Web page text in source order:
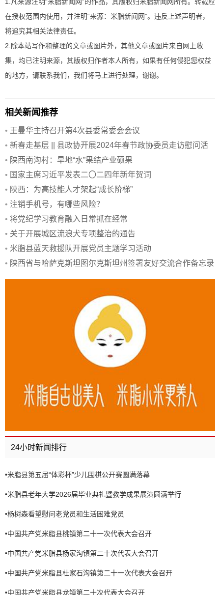
1.凡来源注明“米脂新闻网”的作品，其版权归米脂新闻网所有。转载应
在授权范围内使用，并注明“来源：米脂新闻网”。违反上述声明者，
将追究其相关法律责任。
2.除本站写作和整理的文章或图片外，其他文章或图片来自网上收
集，均已注明来源，其版权归作者本人所有，如果有任何侵犯您权益
的地方，请联系我们，我们将马上进行处理，谢谢。
相关新闻推荐
• 王曼华主持召开第4次县委常委会会议
• 新春走基层 || 县政协开展2024年春节政协委员走访慰问活
动
• 陕西南沟村：旱地“水”果结产业硕果
• 国家主席习近平发表二〇二四年新年贺词
• 陕西：为高技能人才架起“成长阶梯”
• 注销手机号，有哪些风险？
• 将党纪学习教育融入日常抓在经常
• 关于开展城区流浪犬专项整治的通告
• 米脂县蓝天救援队开展党员主题学习活动
• 陕西省与哈萨克斯坦图尔克斯坦州签署友好交流合作备忘录
24小时新闻排行
•米脂县第五届“体彩杯”少儿围棋公开赛圆满落幕
•米脂县老年大学2026届毕业典礼暨教学成果展演圆满举行
•杨树森看望慰问老党员和生活困难党员
•中国共产党米脂县桃镇第二十一次代表大会召开
•中国共产党米脂县杨家沟镇第二十次代表大会召开
•中国共产党米脂县杜家石沟镇第二十一次代表大会召开
•中国共产党米脂县龙镇第二十次代表大会召开